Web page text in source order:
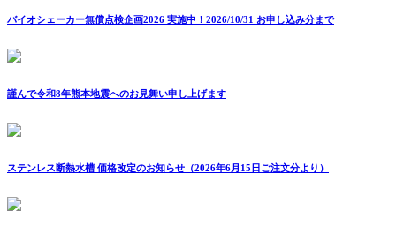
バイオシェーカー無償点検企画2026 実施中！2026/10/31 お申し込み分まで
謹んで令和8年熊本地震へのお見舞い申し上げます
ステンレス断熱水槽 価格改定のお知らせ（2026年6月15日ご注文分より）